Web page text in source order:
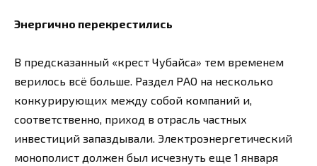
Энергично перекрестились
В предсказанный «крест Чубайса» тем временем
верилось всё больше. Раздел РАО на несколько
конкурирующих между собой компаний и,
соответственно, приход в отрасль частных
инвестиций запаздывали. Электроэнергетический
монополист должен был исчезнуть еще 1 января